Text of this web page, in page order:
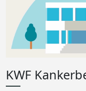
KWF